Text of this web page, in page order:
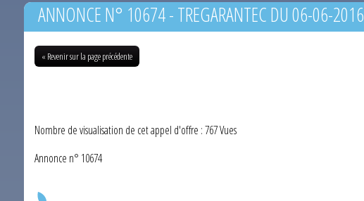
ANNONCE N° 10674 - TREGARANTEC DU 06-06-2016
« Revenir sur la page précédente
Nombre de visualisation de cet appel d'offre : 767 Vues
Annonce n° 10674